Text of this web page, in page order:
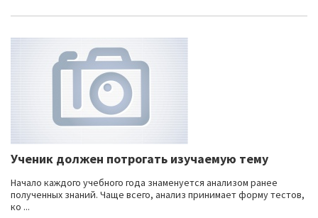
Ученик должен потрогать изучаемую тему
Начало каждого учебного года знаменуется анализом ранее
полученных знаний. Чаще всего, анализ принимает форму тестов,
ко ...